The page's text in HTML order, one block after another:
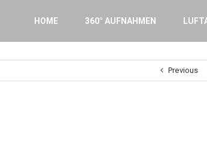
HOME 360° AUFNAHMEN
Previous